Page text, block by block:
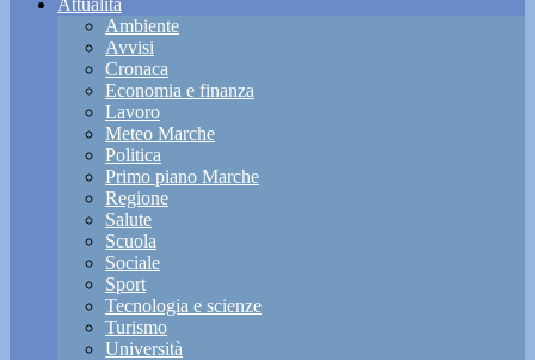
Attualità
Ambiente
Avvisi
Cronaca
Economia e finanza
Lavoro
Meteo Marche
Politica
Primo piano Marche
Regione
Salute
Scuola
Sociale
Sport
Tecnologia e scienze
Turismo
Università